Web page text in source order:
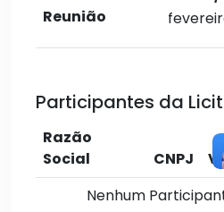
Reunião
Participantes da
Razão
Social
CNPJ
Nenhum